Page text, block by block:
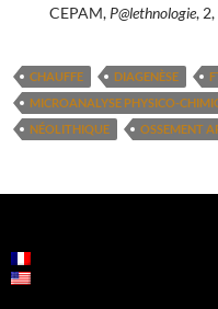
CEPAM, P@lethnologie,
CHAUFFE DIAGENÈSE
MICROANALYSE PHYSICO-
NÉOLITHIQUE
OSSEMENT